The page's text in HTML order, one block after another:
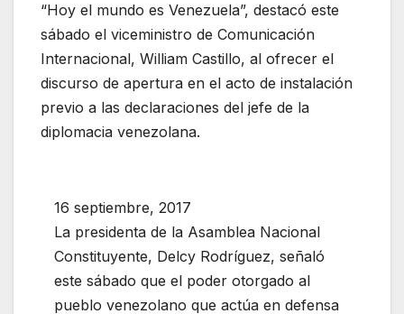
“Hoy el mundo es Venezuela”, destacó este
sábado el viceministro de Comunicación
Internacional, William Castillo, al ofrecer el
discurso de apertura en el acto de instalación
previo a las declaraciones del jefe de la
diplomacia venezolana.
16 septiembre, 2017
La presidenta de la Asamblea Nacional
Constituyente, Delcy Rodríguez, señaló
este sábado que el poder otorgado al
pueblo venezolano que actúa en defensa